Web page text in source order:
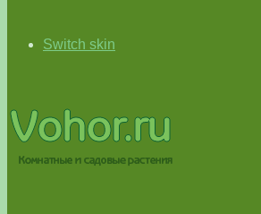
Switch skin